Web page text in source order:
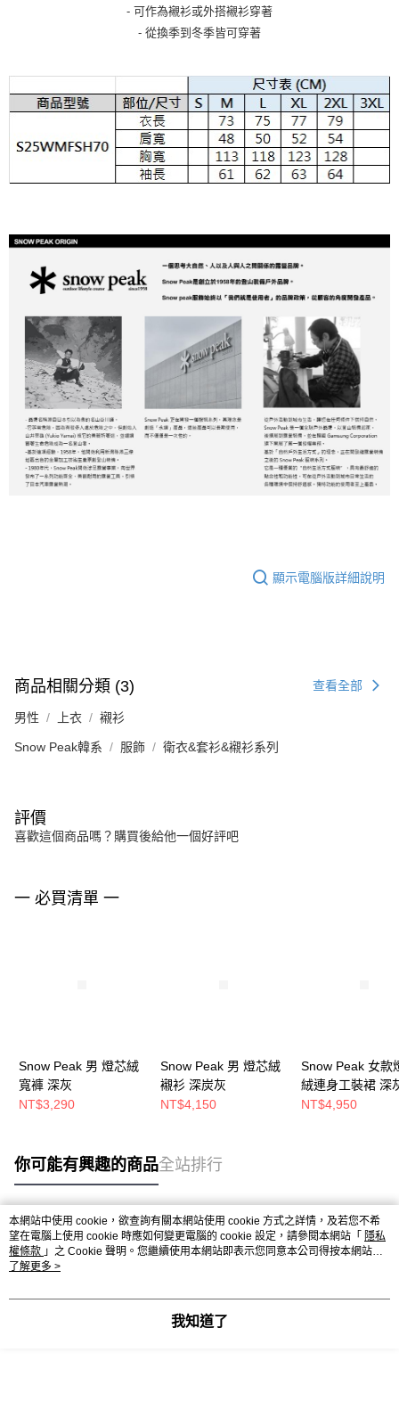
- 可作為襯衫或外搭襯衫穿著
- 從換季到冬季皆可穿著
顯示電腦版詳細說明
商品相關分類 (3) 查看全部
男性 上衣 襯衫
Snow Peak韓系 服飾 衛衣&套衫&襯衫系列
評價
喜歡這個商品嗎？購買後給他一個好評吧
一 必買清單 一
Snow Peak 男 燈芯絨
寬褲 深灰
NT$3,290
Snow Peak 男 燈芯絨
襯衫 深炭灰
NT$4,150
Snow Peak 女款
絨連身工裝裙 深
NT$4,950
你可能有興趣的商品全站排行
熱門標籤
本網站中使用 cookie，欲查詢有關本網站使用 cookie 方式之詳情，及若您不希
望在電腦上使用 cookie 時應如何變更電腦的 cookie 設定，請參閱本網站「 隱私
權條款 」之 Cookie 聲明。您繼續使用本網站即表示您同意本公司得按本網站使
用條款之 Cookie 聲明使用 cookie。
了解更多 >
我知道了